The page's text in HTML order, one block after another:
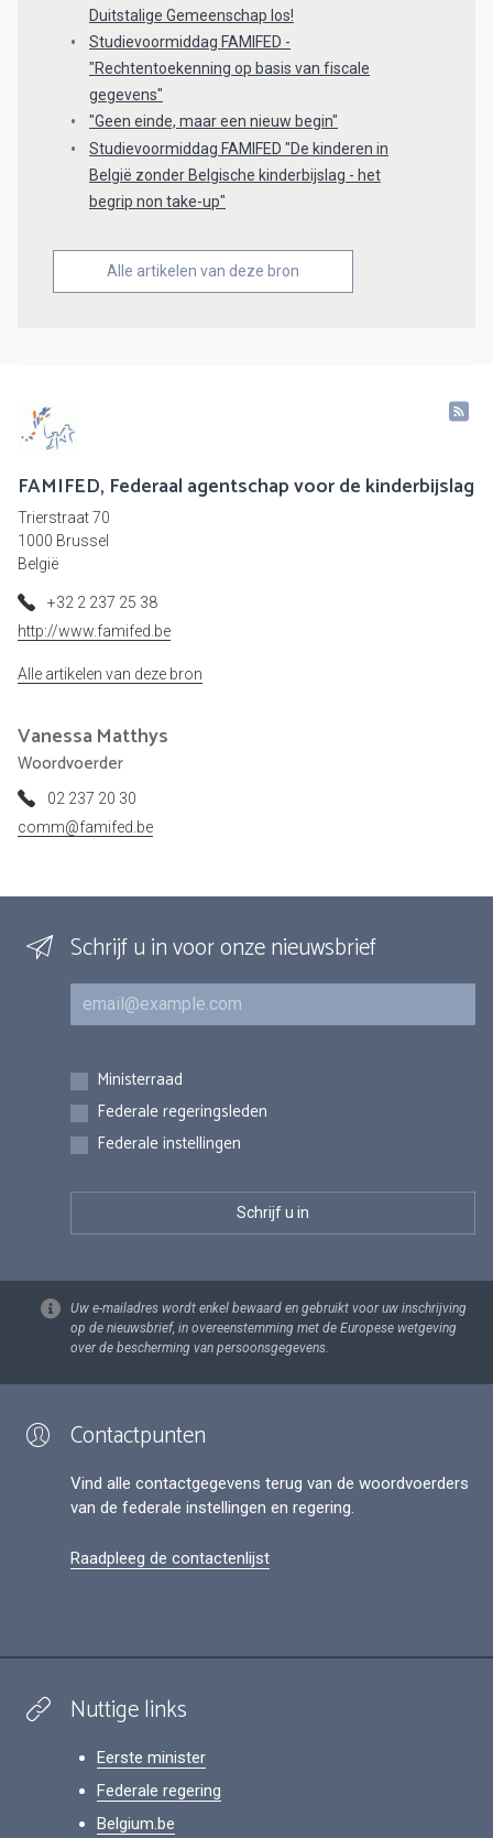
Duitstalige Gemeenschap los!
Studievoormiddag FAMIFED -
"Rechtentoekenning op basis van fiscale
gegevens"
"Geen einde, maar een nieuw begin"
Studievoormiddag FAMIFED "De kinderen in
België zonder Belgische kinderbijslag - het
begrip non take-up"
Alle artikelen van deze bron
FAMIFED, Federaal agentschap voor de kinderbijslag
Trierstraat 70
1000 Brussel
België
+32 2 237 25 38
http://www.famifed.be
Alle artikelen van deze bron
Vanessa Matthys
Woordvoerder
02 237 20 30
comm@famifed.be
Schrijf u in voor onze nieuwsbrief
E-mail
Inschrijvingen
Ministerraad
Federale regeringsleden
Federale instellingen
Uw e-mailadres wordt enkel bewaard en gebruikt voor uw inschrijving
op de nieuwsbrief, in overeenstemming met de Europese wetgeving
over de bescherming van persoonsgegevens.
Contactpunten
Vind alle contactgegevens terug van de woordvoerders
van de federale instellingen en regering.
Raadpleeg de contactenlijst
Nuttige links
Eerste minister
Federale regering
Belgium.be